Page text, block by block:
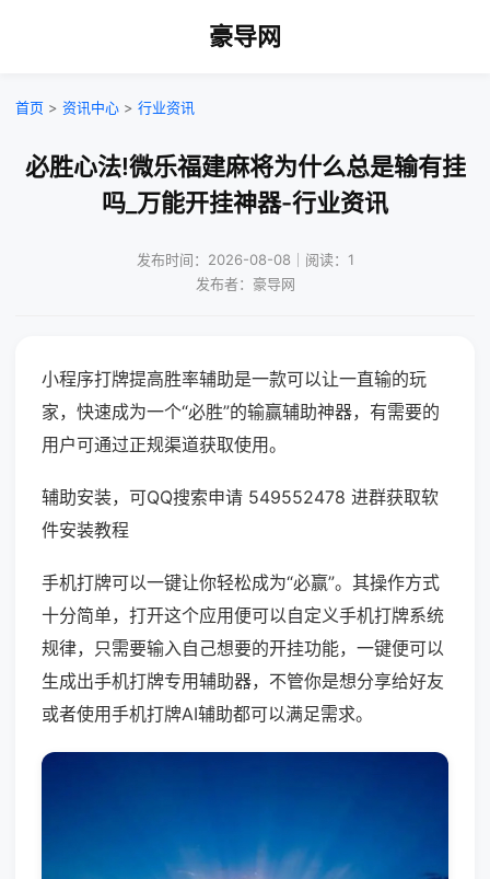
豪导网
首页 > 资讯中心 > 行业资讯
必胜心法!微乐福建麻将为什么总是输有挂
吗_万能开挂神器-行业资讯
发布时间：2026-08-08｜阅读：1
发布者：豪导网
小程序打牌提高胜率辅助是一款可以让一直输的玩
家，快速成为一个“必胜”的输赢辅助神器，有需要的
用户可通过正规渠道获取使用。
辅助安装，可QQ搜索申请 549552478 进群获取软
件安装教程
手机打牌可以一键让你轻松成为“必赢”。其操作方式
十分简单，打开这个应用便可以自定义手机打牌系统
规律，只需要输入自己想要的开挂功能，一键便可以
生成出手机打牌专用辅助器，不管你是想分享给好友
或者使用手机打牌AI辅助都可以满足需求。